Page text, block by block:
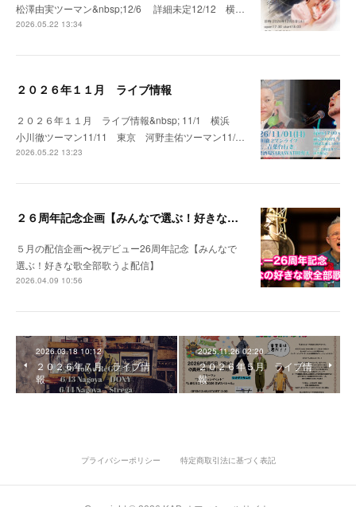
松澤由実ツーマン&nbsp;12/6 詳細未定12/12 横…
2026.05.22 13:34
２０２６年１１月 ライブ情報
２０２６年１１月 ライブ情報&nbsp; 11/1 横浜
小川徹ツーマン11/11 東京 河野圭佑ツーマン11/…
2026.05.22 13:23
２６周年記念企画【みんなで選ぶ！好きな歌全部歌うよ配信】
５月の配信企画〜祝デビュー26周年記念【みんなで
選ぶ！好きな歌全部歌うよ配信】
2026.04.09 10:56
2026.03.18 10:12
２０２６年７月 ライブ情
報
2025.11.26 02:20
２０２６年５月 ライブ情
報
プライバシーポリシー 特定商取引法に基づく表記